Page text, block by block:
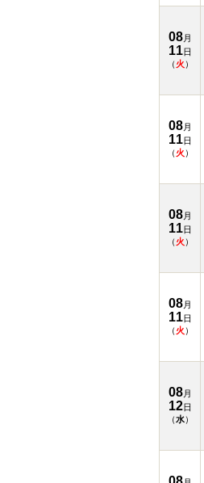
08月
11日
（ 火 ）
08月
11日
（火）
08月
11日
（ 火 ）
08月
11日
（火）
08月
12日
（水）